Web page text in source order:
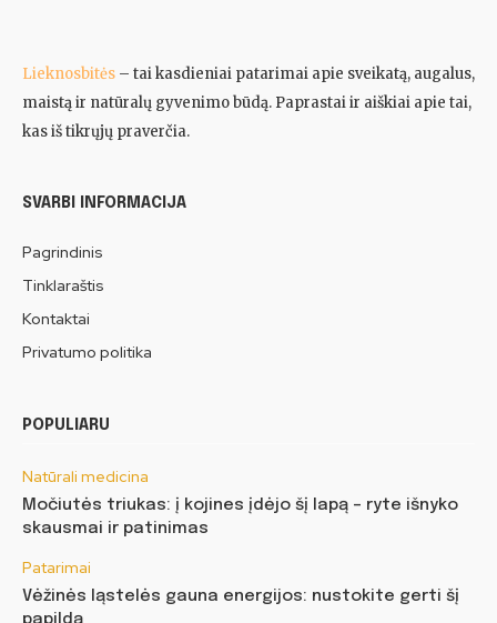
Lieknosbitės – tai kasdieniai patarimai apie sveikatą, augalus,
maistą ir natūralų gyvenimo būdą. Paprastai ir aiškiai apie tai,
kas iš tikrųjų praverčia.
SVARBI INFORMACIJA
Pagrindinis
Tinklaraštis
Kontaktai
Privatumo politika
POPULIARU
Natūrali medicina
Močiutės triukas: į kojines įdėjo šį lapą – ryte išnyko
skausmai ir patinimas
Patarimai
Vėžinės ląstelės gauna energijos: nustokite gerti šį
papildą